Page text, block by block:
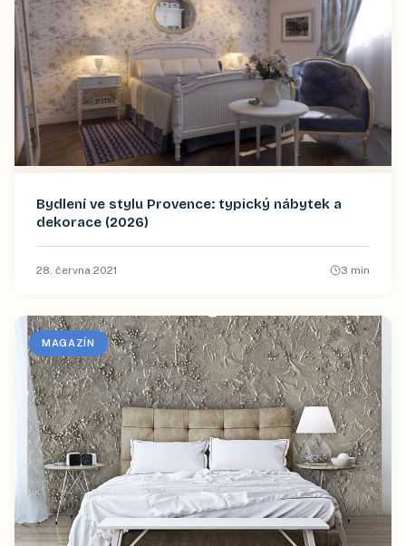
Bydlení ve stylu Provence: typický nábytek a
dekorace (2026)
28. června 2021 3 min
MAGAZÍN